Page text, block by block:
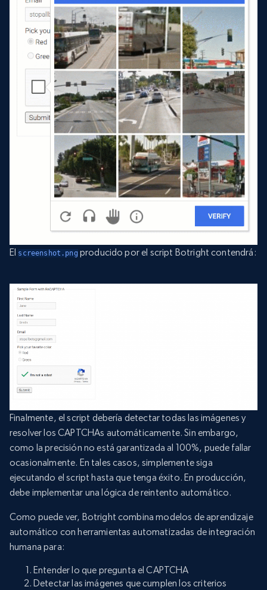
El screenshot.pngproducido por el script Botright contendrá:
Finalmente, el script debería detectar todas las imágenes y
resolver los CAPTCHAs automáticamente. Sin embargo,
como la precisión no está garantizada al 100%, puede fallar
ocasionalmente. En tales casos, simplemente siga
ejecutando el script hasta que tenga éxito. En producción,
debe implementar una lógica de reintento automático.
Como puede ver, Botright combina modelos de aprendizaje
automático con herramientas automatizadas de integración
humana para:
Entender lo que pregunta el CAPTCHA
Detectar las imágenes que cumplen los criterios